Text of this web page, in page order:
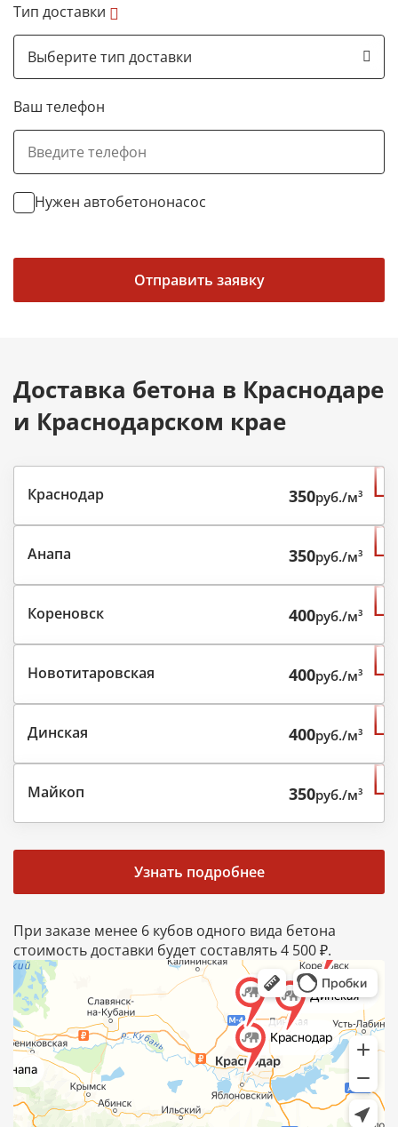
Тип доставки
Ваш телефон
Нужен автобетононасос
Отправить заявку
Доставка бетона в Краснодаре
и Краснодарском крае
Краснодар 350руб./м³
Анапа 350руб./м³
Кореновск 400руб./м³
Новотитаровская 400руб./м³
Динская 400руб./м³
Майкоп 350руб./м³
Узнать подробнее
При заказе менее 6 кубов одного вида бетона
стоимость доставки будет составлять 4 500 ₽.